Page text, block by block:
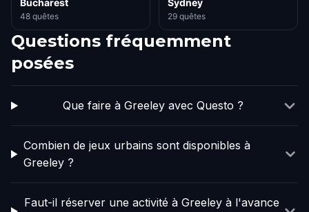
Bucharest
48 quêtes
Sydney
29 quêtes
Questions fréquemment
posées
Que faire à Greeley avec Questo ?
Combien de jeux urbains sont disponibles à
Greeley ?
Faut-il réserver une activité à Greeley à l'avance